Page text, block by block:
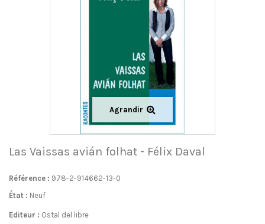
Agrandir
Las Vaissas avián folhat - Félix Daval
Référence : 978-2-914662-13-0
État : Neuf
Editeur : Ostal del libre